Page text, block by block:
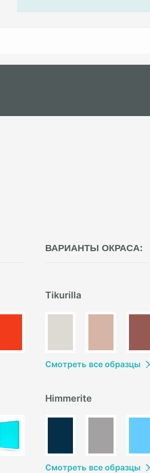
ВАРИАНТЫ ОКРАСА:
Tikurilla
Смотреть все образцы
Himmerite
Смотреть все образцы